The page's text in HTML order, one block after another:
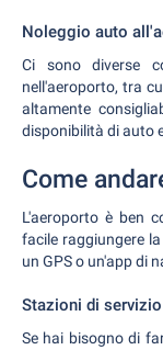
Noleggio auto
Ci sono diverse
nell'aeroporto, tra
altamente
disponibilità di auto
Come
L'aeroporto è ben
facile raggiungere
un GPS o un'app di
Stazioni di
Se hai bisogno di